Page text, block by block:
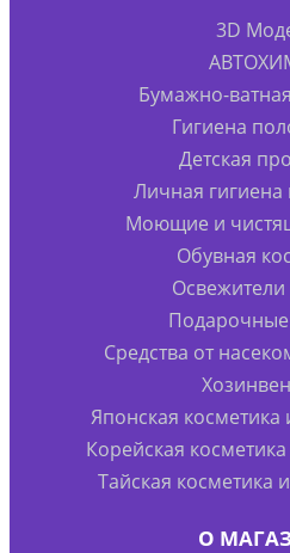
3D
Бумажно-
Гигиена
Детская
Личная гигиена
Моющие и
Обувная
Освежители
Средства от
Японская
Корейская
Тайская косметика
О